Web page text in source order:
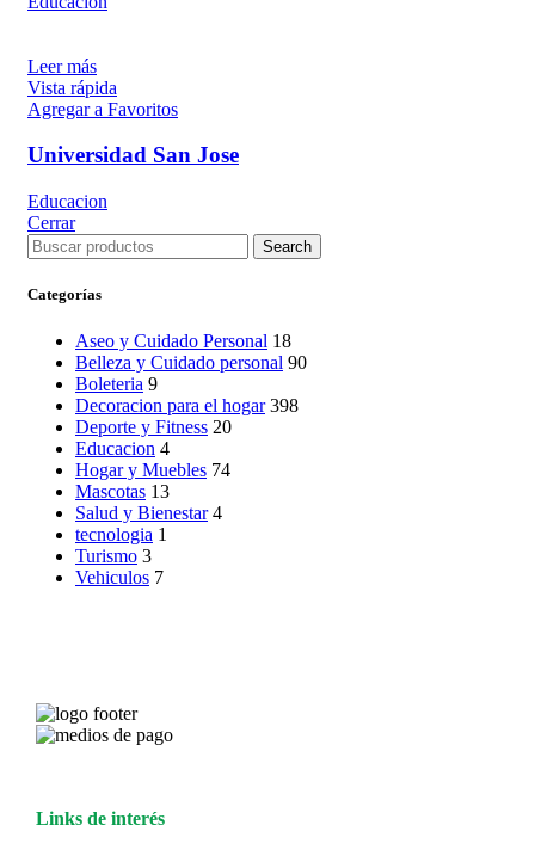
Cerrar
Search
Categorías
Aseo y Cuidado Personal 18
Belleza y Cuidado personal 90
Boleteria 9
Decoracion para el hogar 398
Deporte y Fitness 20
Educacion 4
Hogar y Muebles 74
Mascotas 13
Salud y Bienestar 4
tecnologia 1
Turismo 3
Vehiculos 7
Leer más
Vista rápida
Agregar a Favoritos
Universidad San Jose
Educacion
Links de interés